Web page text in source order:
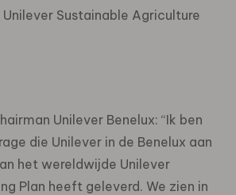
Sustainable Agriculture
Unilever Benelux: “Ik ben
die Unilever in de Benelux aan
het wereldwijde Unilever
Plan heeft geleverd. We zien in